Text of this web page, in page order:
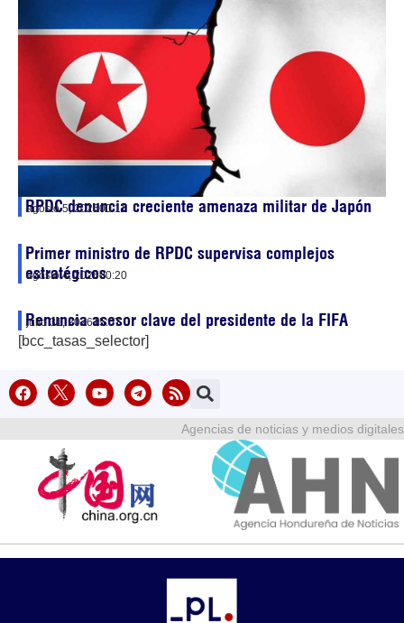
RPDC denuncia creciente amenaza militar de Japón
agosto 5, 202600:11
Primer ministro de RPDC supervisa complejos
estratégicos
agosto 4, 202600:20
Renuncia asesor clave del presidente de la FIFA
julio 31, 202615:07
[bcc_tasas_selector]
Agencias de noticias y medios digitales